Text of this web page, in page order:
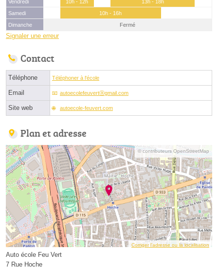
Vendredi
10h - 12h
13h - 18h
Samedi
10h - 16h
Dimanche
Fermé
Signaler une erreur
Contact
Téléphone Téléphoner à l'école
Email autoecolefeuvertⓐgmail.com
Site web autoecole-feuvert.com
Plan et adresse
© contributeurs OpenStreetMap
Corriger l’adresse ou la localisation
Auto école Feu Vert
7 Rue Hoche